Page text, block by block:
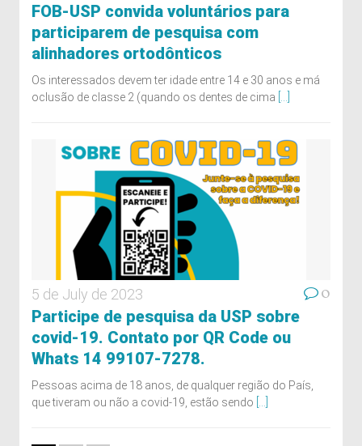
FOB-USP convida voluntários para
participarem de pesquisa com
alinhadores ortodônticos
Os interessados devem ter idade entre 14 e 30 anos e má
oclusão de classe 2 (quando os dentes de cima
5 de July de 2023 0
Participe de pesquisa da USP sobre
covid-19. Contato por QR Code ou
Whats 14 99107-7278.
Pessoas acima de 18 anos, de qualquer região do País,
que tiveram ou não a covid-19, estão sendo